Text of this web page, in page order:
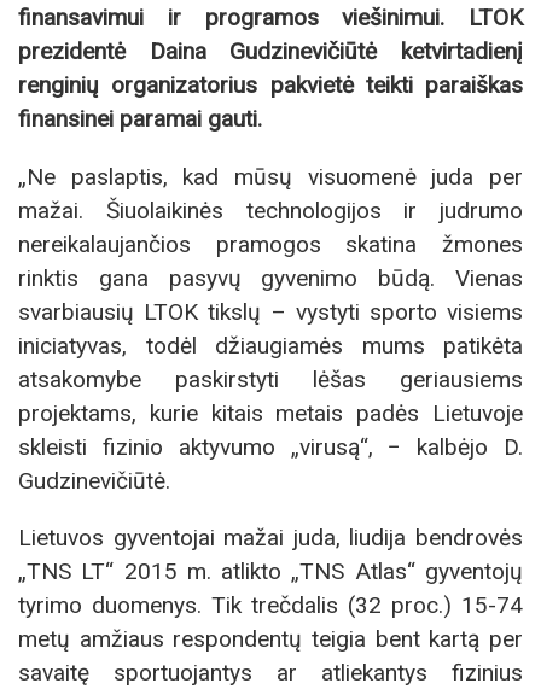
finansavimui ir programos viešinimui. LTOK
prezidentė Daina Gudzinevičiūtė ketvirtadienį
renginių organizatorius pakvietė teikti paraiškas
finansinei paramai gauti.
„Ne paslaptis, kad mūsų visuomenė juda per
mažai. Šiuolaikinės technologijos ir judrumo
nereikalaujančios pramogos skatina žmones
rinktis gana pasyvų gyvenimo būdą. Vienas
svarbiausių LTOK tikslų – vystyti sporto visiems
iniciatyvas, todėl džiaugiamės mums patikėta
atsakomybe paskirstyti lėšas geriausiems
projektams, kurie kitais metais padės Lietuvoje
skleisti fizinio aktyvumo „virusą“, − kalbėjo D.
Gudzinevičiūtė.
Lietuvos gyventojai mažai juda, liudija bendrovės
„TNS LT“ 2015 m. atlikto „TNS Atlas“ gyventojų
tyrimo duomenys. Tik trečdalis (32 proc.) 15-74
metų amžiaus respondentų teigia bent kartą per
savaitę sportuojantys ar atliekantys fizinius